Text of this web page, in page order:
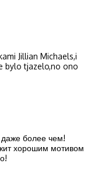
Jillian Michaels,i
bylo tjazelo,no ono
даже более чем!
хорошим мотивом